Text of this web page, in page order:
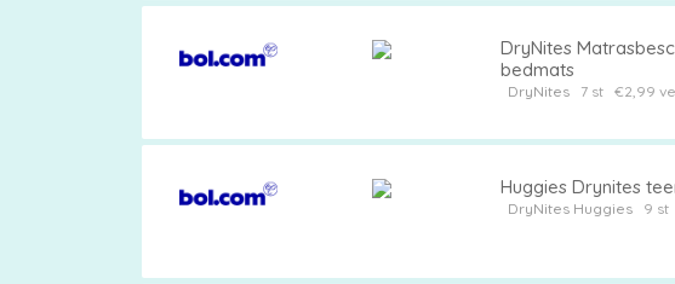
DryNites
bedmats
DryNites7 st €2,99
Huggies Drynites
DryNites Huggies9 st